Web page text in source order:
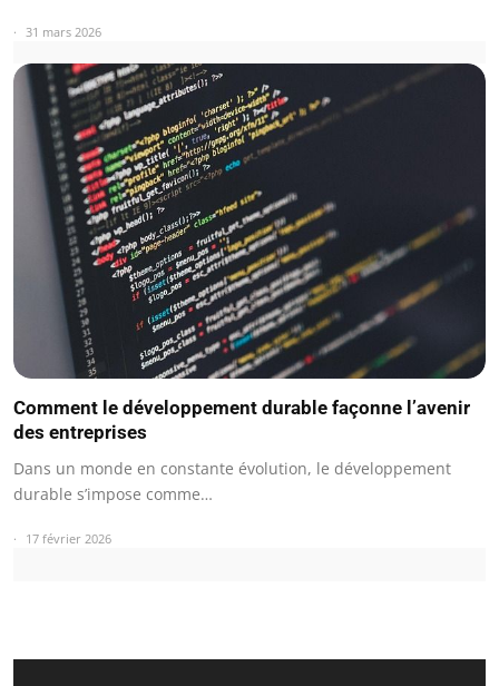
31 mars 2026
Comment le développement durable façonne l’avenir
des entreprises
Dans un monde en constante évolution, le développement
durable s’impose comme…
17 février 2026